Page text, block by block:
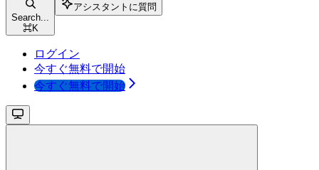
Search...
⌘K
アシスタントに質問
ログイン
今すぐ無料で開始
今すぐ無料で開始